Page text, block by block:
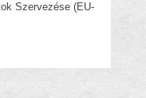
Szervezése (EU-